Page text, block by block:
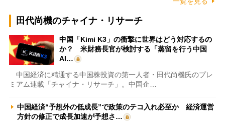
田代尚機のチャイナ・リサーチ
中国「Kimi K3」の衝撃に世界はどう対応するの
か？ 米財務長官が検討する「蒸留を行う中国
AI…
中国経済に精通する中国株投資の第一人者・田代尚機氏のプレ
ミアム連載「チャイナ・リサーチ」。中国企…
中国経済“予想外の低成長”で政策のテコ入れ必至か 経済運営
方針の修正で成長加速が予想さ…